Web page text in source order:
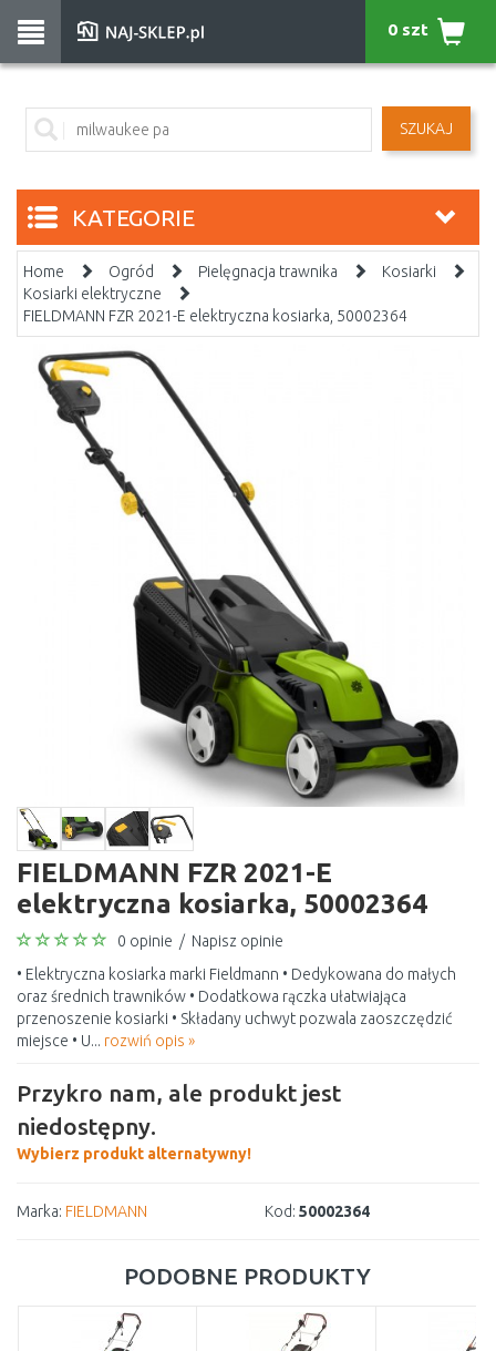
SZUKAJ
0 szt
KATEGORIE
Home Ogród Pielęgnacja trawnika
Kosiarki
Kosiarki elektryczne
FIELDMANN FZR 2021-E elektryczna kosiarka, 50002364
FIELDMANN FZR 2021-E
elektryczna kosiarka, 50002364
0 opinie / Napisz opinie
• Elektryczna kosiarka marki Fieldmann • Dedykowana do małych
oraz średnich trawników • Dodatkowa rączka ułatwiająca
przenoszenie kosiarki • Składany uchwyt pozwala zaoszczędzić
miejsce • U... rozwiń opis »
Przykro nam, ale produkt jest
niedostępny.
Wybierz produkt alternatywny!
Marka: FIELDMANN Kod: 50002364
PODOBNE PRODUKTY